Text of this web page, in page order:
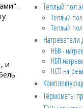
.
и
Теплый пол
Теплый пол
Тёплый пол
Нагреватели
НБВ -
НБП
НСП
Термоматы